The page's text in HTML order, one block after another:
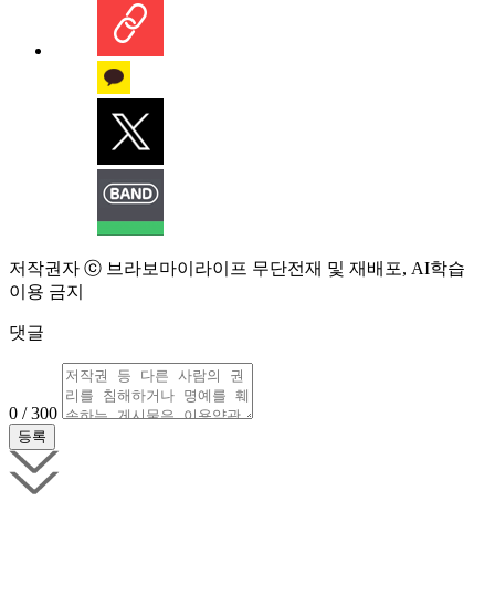
저작권자 ⓒ 브라보마이라이프 무단전재 및 재배포, AI학습
이용 금지
댓글
0 / 300